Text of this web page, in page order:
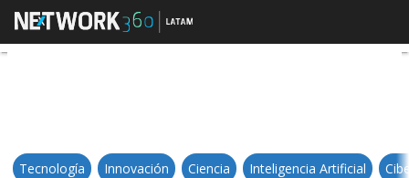
Ecoflow: Energía Renovable y
Tecnología Innovación Ciencia Inteligencia Artificial